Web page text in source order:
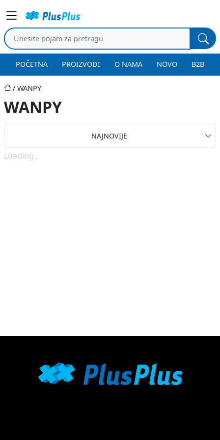
POČETNA PROIZVODI O NAMA NOVO B2B
WANPY
WANPY
NAJNOVIJE
Loading...